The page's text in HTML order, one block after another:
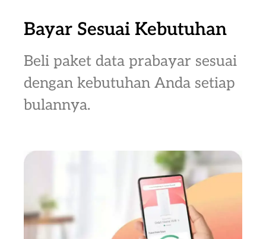
Bayar Sesuai Kebutuhan
Beli paket data prabayar sesuai
dengan kebutuhan Anda setiap
bulannya.